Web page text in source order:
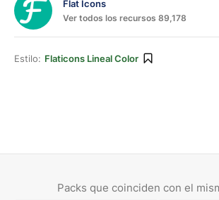
Flat Icons
Ver todos los recursos 89,178
Estilo: Flaticons Lineal Color
Packs que coinciden con el